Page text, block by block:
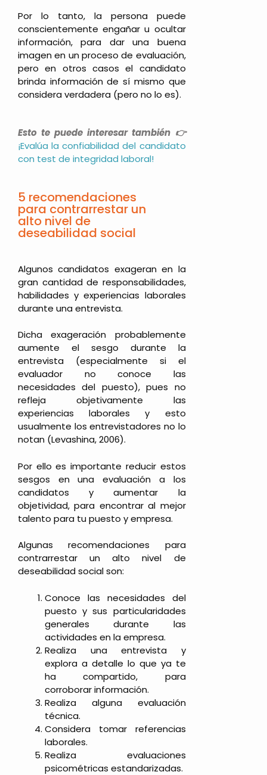
Por lo tanto, la persona puede
conscientemente engañar u ocultar
información, para dar una buena
imagen en un proceso de evaluación,
pero en otros casos el candidato
brinda información de sí mismo que
considera verdadera (pero no lo es).
Esto te puede interesar también 👉
¡Evalúa la confiabilidad del candidato
con test de integridad laboral!
5 recomendaciones
para contrarrestar un
alto nivel de
deseabilidad social
Algunos candidatos exageran en la
gran cantidad de responsabilidades,
habilidades y experiencias laborales
durante una entrevista.
Dicha exageración probablemente
aumente el sesgo durante la
entrevista (especialmente si el
evaluador no conoce las
necesidades del puesto), pues no
refleja objetivamente las
experiencias laborales y esto
usualmente los entrevistadores no lo
notan (Levashina, 2006).
Por ello es importante reducir estos
sesgos en una evaluación a los
candidatos y aumentar la
objetividad, para encontrar al mejor
talento para tu puesto y empresa.
Algunas recomendaciones para
contrarrestar un alto nivel de
deseabilidad social son:
Conoce las necesidades del
puesto y sus particularidades
generales durante las
actividades en la empresa.
Realiza una entrevista y
explora a detalle lo que ya te
ha compartido, para
corroborar información.
Realiza alguna evaluación
técnica.
Considera tomar referencias
laborales.
Realiza evaluaciones
psicométricas estandarizadas.